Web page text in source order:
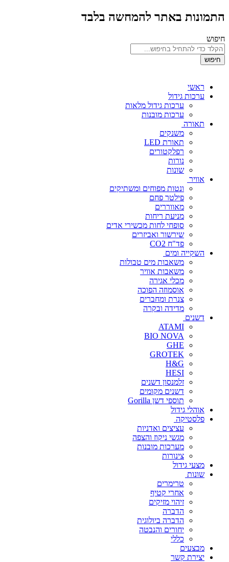
התמונות באתר להמחשה בלבד
חיפוש
חיפוש
ראשי
ערכות גידול
ערכות גידול מלאות
ערכות מובנות
תאורה
משנקים
תאורת LED
רפלקטורים
נורות
שונות
אוויר
ונטות מפוחים ומשתיקים
פילטר פחם
מאווררים
מניעת ריחות
סופחי לחות מכשירי אדים
שירשור ואביזרים
פד"ח CO2
השקייה ומים
משאבות מים טבולות
משאבות אוויר
מכלי אגירה
אוסמוזה הפוכה
צנרת ומחברים
מדידה ובקרה
דשנים
ATAMI
BIO NOVA
GHE
GROTEK
H&G
HESI
זלמנסון דשנים
דשנים מקומים
תוספי דשן Gorilla
אוהלי גידול
פלסטיקה
עציצים ואדניות
מגשי ניקוז והצפה
מערכות מובנות
צינורות
מצעי גידול
שונות
טרימרים
אחרי קטיף
זיהוי מזיקים
הדברה
הדברה ביולוגית
יחורים והנבטה
כללי
מבצעים
יצירת קשר